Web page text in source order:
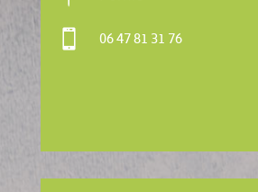
 06 47 81 31 76